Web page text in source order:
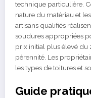
technique particulière.
nature du matériau et
artisans qualifiés
soudures appropriées
prix initial plus élevé du
pérennité. Les
les types de toitures et
Guide